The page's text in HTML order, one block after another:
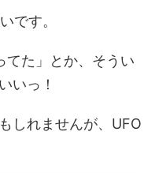
です。
てた」とか、そうい
いっ！
しれませんが、UFO